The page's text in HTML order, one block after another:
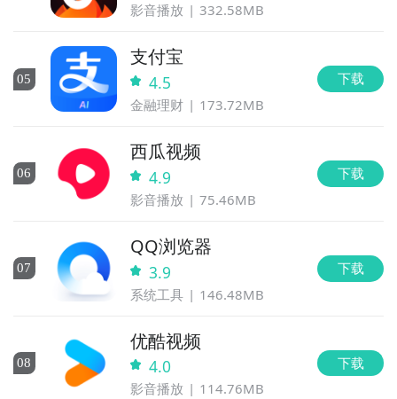
影音播放 332.58MB
05
支付宝
4.5
金融理财 173.72MB
下载
06
西瓜视频
4.9
影音播放 75.46MB
下载
07
QQ浏览器
3.9
系统工具 146.48MB
下载
08
优酷视频
4.0
影音播放 114.76MB
下载